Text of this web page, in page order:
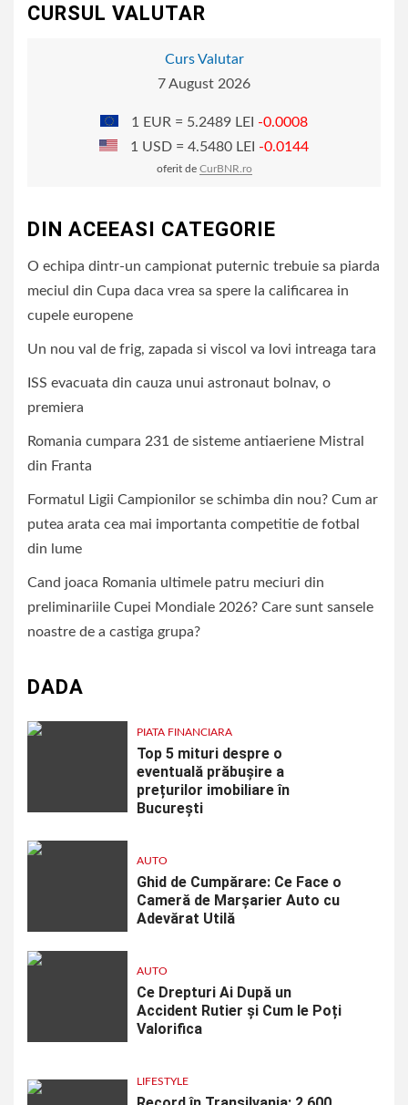
CURSUL VALUTAR
Curs Valutar
7 August 2026
1 EUR = 5.2489 LEI -0.0008
1 USD = 4.5480 LEI -0.0144
oferit de CurBNR.ro
DIN ACEEASI CATEGORIE
O echipa dintr-un campionat puternic trebuie sa piarda
meciul din Cupa daca vrea sa spere la calificarea in
cupele europene
Un nou val de frig, zapada si viscol va lovi intreaga tara
ISS evacuata din cauza unui astronaut bolnav, o
premiera
Romania cumpara 231 de sisteme antiaeriene Mistral
din Franta
Formatul Ligii Campionilor se schimba din nou? Cum ar
putea arata cea mai importanta competitie de fotbal
din lume
Cand joaca Romania ultimele patru meciuri din
preliminariile Cupei Mondiale 2026? Care sunt sansele
noastre de a castiga grupa?
DADA
PIATA FINANCIARA
Top 5 mituri despre o
eventuală prăbușire a
prețurilor imobiliare în
București
AUTO
Ghid de Cumpărare: Ce Face o
Cameră de Marșarier Auto cu
Adevărat Utilă
AUTO
Ce Drepturi Ai După un
Accident Rutier și Cum le Poți
Valorifica
LIFESTYLE